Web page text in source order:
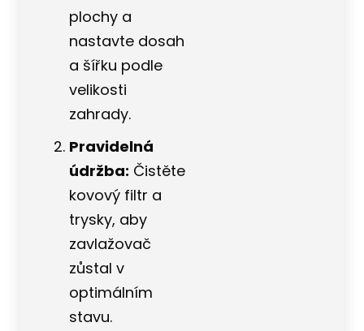
plochy a
nastavte dosah
a šířku podle
velikosti
zahrady.
Pravidelná
údržba: Čistěte
kovový filtr a
trysky, aby
zavlažovač
zůstal v
optimálním
stavu.